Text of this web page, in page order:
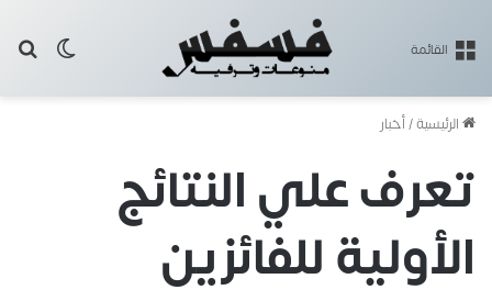
القائمة
الرئيسية/أخبار
تعرف علي النتائج
الأولية للفائزين